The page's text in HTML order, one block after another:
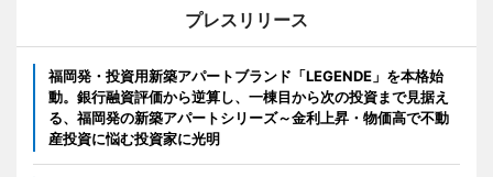
プレスリリース
福岡発・投資用新築アパートブランド「LEGENDE」を本格始
動。銀行融資評価から逆算し、一棟目から次の投資まで見据え
る、福岡発の新築アパートシリーズ～金利上昇・物価高で不動
産投資に悩む投資家に光明